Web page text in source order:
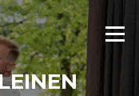
Valikko